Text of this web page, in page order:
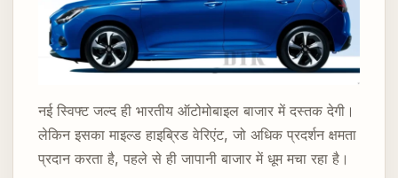
नई स्विफ्ट जल्द ही भारतीय ऑटोमोबाइल बाजार में दस्तक देगी।
लेकिन इसका माइल्ड हाइब्रिड वेरिएंट, जो अधिक प्रदर्शन क्षमता
प्रदान करता है, पहले से ही जापानी बाजार में धूम मचा रहा है।